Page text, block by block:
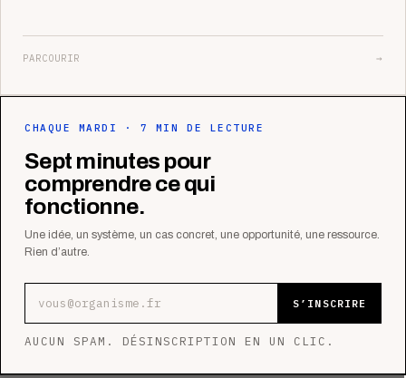
PARCOURIR →
CHAQUE MARDI · 7 MIN DE LECTURE
Sept minutes pour
comprendre ce qui
fonctionne.
Une idée, un système, un cas concret, une opportunité, une ressource.
Rien d’autre.
S’INSCRIRE
AUCUN SPAM. DÉSINSCRIPTION EN UN CLIC.